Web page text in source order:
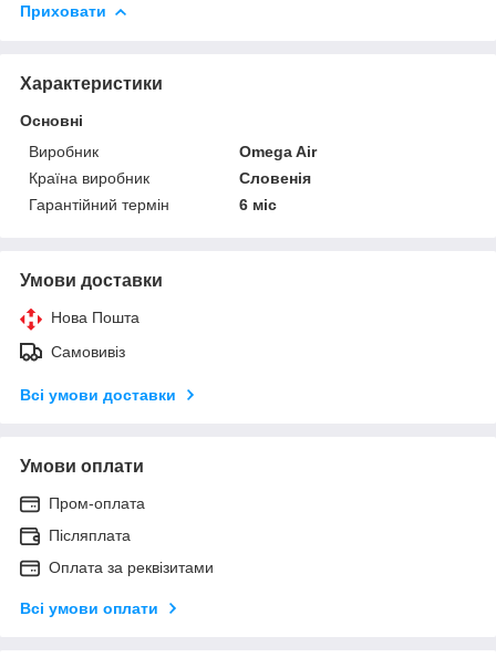
Приховати
Характеристики
Основні
Виробник
Omega Air
Країна виробник
Словенія
Гарантійний термін
6 міс
Умови доставки
Нова Пошта
Самовивіз
Всі умови доставки
Умови оплати
Пром-оплата
Післяплата
Оплата за реквізитами
Всі умови оплати